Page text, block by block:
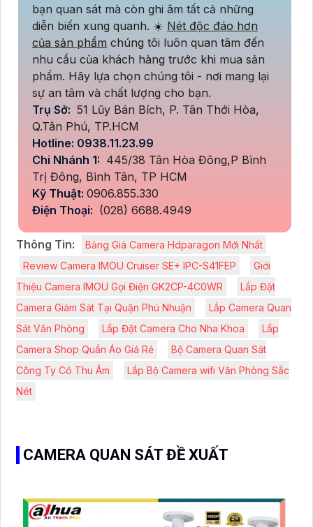
bạn quan sát mà còn ghi âm tất cả những
diễn biến xung quanh. ☀️ Nét độc đáo hơn
của sản phẩm chúng tôi luôn quan tâm đến
nhu cầu của khách hàng trước khi mua sản
phẩm. Hãy lựa chọn chúng tôi - nơi mang lại
sự an tâm và chất lượng cho bạn.
Trụ Sở: 51 Lũy Bán Bích, P. Tân Thới Hòa,
Q.Tân Phú, TP.HCM
Hotline: 0938.11.23.99
Chi Nhánh 1: 445/38 Tân Hòa Đông,P Bình
Trị Đông, Bình Tân, TP HCM
Kỹ Thuật: 0906.855.330
Điện Thoại: (028) 6688.4949
Thông Tin:
Bảng Giá Camera Hdparagon Mới Nhất
Review Camera IMOU Cruiser SE+ IPC-S41FEP
Giới
Thiệu Camera IMOU Gọi Điện GK2CP-4C0WR
Lắp Đặt
Camera Giám Sát Tại Quận Phú Nhuận
Lắp Camera Quan
Sát Văn Phòng
Lắp Đặt Camera Cho Nha Khoa
Lắp
Camera Shop Quần Áo Giá Rẻ
Bộ Camera Quan Sát
Công Ty Có Thu Âm
Lắp Bộ Camera wifi Văn Phòng Sắc
Nét
CAMERA QUAN SÁT ĐỀ XUẤT